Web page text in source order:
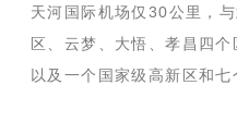
天河国际机场仅30公里，
区、云梦、大悟、孝昌四
以及一个国家级高新区和七